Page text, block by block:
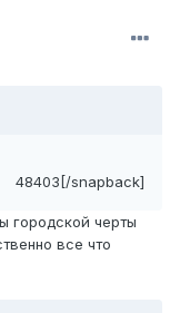
48403[/snapback]
городской черты
все что